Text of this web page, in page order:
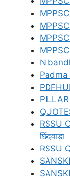
Padma
RSSU
छिंदवाड़ा
RSSU